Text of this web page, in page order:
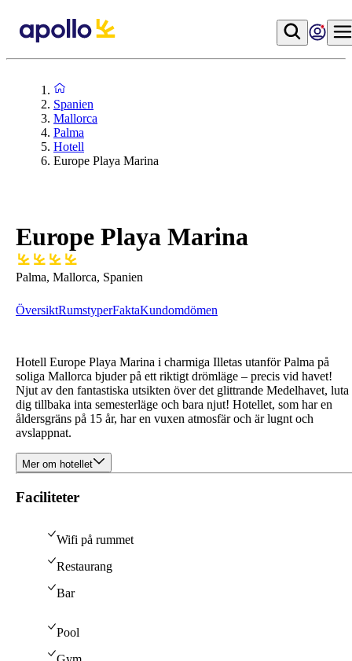
Spanien
Mallorca
Palma
Hotell
Europe Playa Marina
Europe Playa Marina
Palma, Mallorca, Spanien
ÖversiktRumstyperFaktaKundomdömen
Hotell Europe Playa Marina i charmiga Illetas utanför Palma på
soliga Mallorca bjuder på ett riktigt drömläge – precis vid havet!
Njut av den fantastiska utsikten över det glittrande Medelhavet, luta
dig tillbaka inta semesterläge och bara njut! Hotellet, som har en
åldersgräns på 15 år, har en vuxen atmosfär och är lugnt och
avslappnat.
Mer om hotellet
Faciliteter
Wifi på rummet
Restaurang
Bar
Pool